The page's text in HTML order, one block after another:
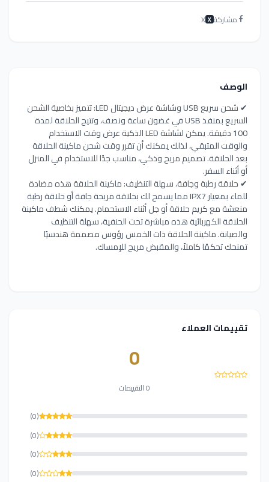
مشاركة X
X
الوصف
✔ شحن سريع USB وشاشة عرض ديجيتال LED: تتميز بخاصية الشحن
السريع بمنفذ USB في غضون ساعة ونصف، وتتيح الحلاقة لمدة
100 دقيقة. يمكن لشاشة LED الذكية عرض وقت الاستخدام
والوقت المتبقي، لذلك يمكنك أن تقرر وقت شحن ماكينة الحلاقة
بعد الحلاقة. تصميم مريح وذكي، مناسب جدًا للاستخدام في المنزل
أو أثناء السفر.
✔ حلاقة رطبة وجافة، سهلة التنظيف: ماكينة الحلاقة هذه مضادة
للماء بمعيار IPX7 مما يسمح لك بحلاقة مريحة جافة أو حلاقة رطبة
منعشة مع كريم حلاقة أو جل أثناء الاستحمام. يمكنك شطف ماكينة
الحلاقة الكهربائية هذه مباشرة تحت الحنفية، سهلة التنظيف
والصيانة. ماكينة الحلاقة ذات الخمس رؤوس مصممة هندسيًا
تمنحك تحكمًا كاملاً، والمقبض مريح للإمساك.
تقييمات العملاء
0
0 التقييمات
(0)
(0)
(0)
(0)